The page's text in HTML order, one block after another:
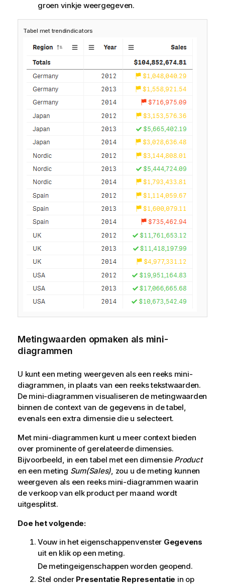
groen vinkje weergegeven.
Tabel met trendindicators
Metingwaarden opmaken als mini-
diagrammen
U kunt een meting weergeven als een reeks mini-
diagrammen, in plaats van een reeks tekstwaarden.
De mini-diagrammen visualiseren de metingwaarden
binnen de context van de gegevens in de tabel,
evenals een extra dimensie die u selecteert.
Met mini-diagrammen kunt u meer context bieden
over prominente of gerelateerde dimensies.
Bijvoorbeeld, in een tabel met een dimensie Product
en een meting Sum(Sales), zou u de meting kunnen
weergeven als een reeks mini-diagrammen waarin
de verkoop van elk product per maand wordt
uitgesplitst.
Doe het volgende:
Vouw in het eigenschappenvenster Gegevens
uit en klik op een meting.
De metingeigenschappen worden geopend.
Stel onder Presentatie Representatie in op